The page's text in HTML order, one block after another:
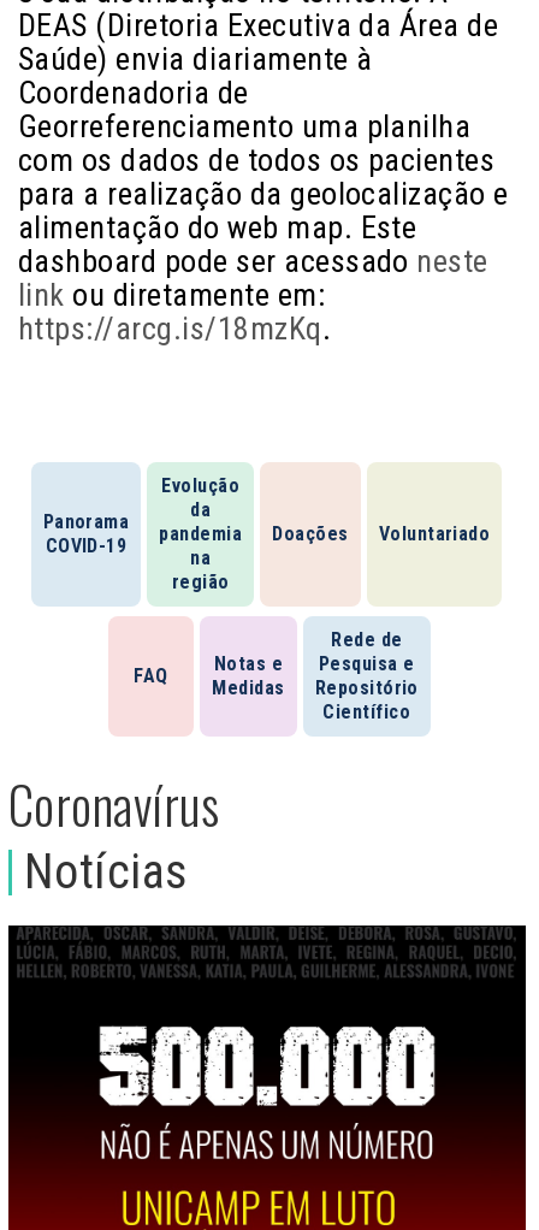
DEAS (Diretoria Executiva da Área de
Saúde) envia diariamente à
Coordenadoria de
Georreferenciamento uma planilha
com os dados de todos os pacientes
para a realização da geolocalização e
alimentação do web map. Este
dashboard pode ser acessado neste
link ou diretamente em:
https://arcg.is/18mzKq.
Menu Coronavírus
Panorama
COVID-19
Evolução
da
pandemia
na
região
Doações Voluntariado
FAQ
Notas e
Medidas
Rede de
Pesquisa e
Repositório
Científico
Coronavírus
Notícias